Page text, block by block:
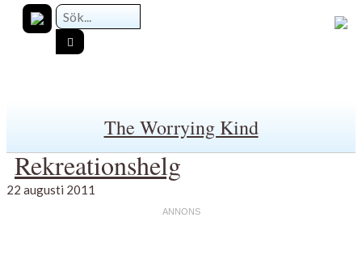
The Worrying Kind
Rekreationshelg
22 augusti 2011